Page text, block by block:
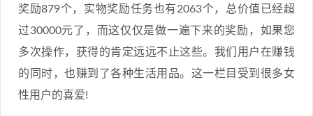
奖励879个，实物奖励任务也有2063个，总价值已经超
过30000元了，而这仅仅是做一遍下来的奖励，如果您
多次操作，获得的肯定远远不止这些。我们用户在赚钱
的同时，也赚到了各种生活用品。这一栏目受到很多女
性用户的喜爱!